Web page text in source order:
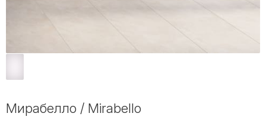
Мирабелло / Mirabello